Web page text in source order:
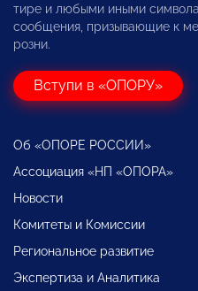
тире и любыми иными
сообщения, призывающие к
розни.
Вступи в «ОПОРУ»
Об «ОПОРЕ РОССИИ»
Ассоциация «НП «ОПОРА»
Новости
Комитеты и Комиссии
Региональное развитие
Экспертиза и Аналитика